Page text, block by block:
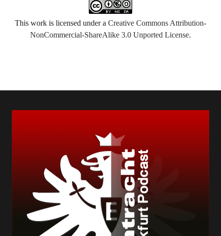
This work is licensed under a Creative Commons Attribution-
NonCommercial-ShareAlike 3.0 Unported License.